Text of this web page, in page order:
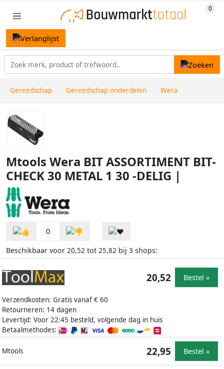
Gereedschap Gereedschap onderdelen Wera
Mtools Wera BIT ASSORTIMENT BIT-
CHECK 30 METAL 1 30 -DELIG |
0
Beschikbaar voor 20,52 tot 25,82 bij 3 shops:
Verzendkosten: Gratis vanaf € 60
Retourneren: 14 dagen
Levertijd: Voor 22:45 besteld, volgende dag in huis
Betaalmethodes:
20,52 Bestel »
Mtools 22,95 Bestel »